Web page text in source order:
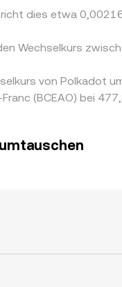
dies etwa
Wechselkurs
von Polkadot
(BCEAO) bei
umtauschen